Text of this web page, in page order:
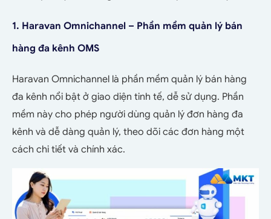
1. Haravan Omnichannel – Phần mềm quản lý bán
hàng đa kênh OMS
Haravan Omnichannel là phần mềm quản lý bán hàng
đa kênh nổi bật ở giao diện tinh tế, dễ sử dụng. Phần
mềm này cho phép người dùng quản lý đơn hàng đa
kênh và dễ dàng quản lý, theo dõi các đơn hàng một
cách chi tiết và chính xác.